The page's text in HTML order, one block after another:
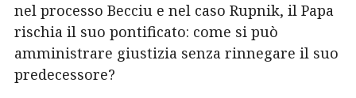
nel processo Becciu e nel caso Rupnik, il Papa
rischia il suo pontificato: come si può
amministrare giustizia senza rinnegare il suo
predecessore?